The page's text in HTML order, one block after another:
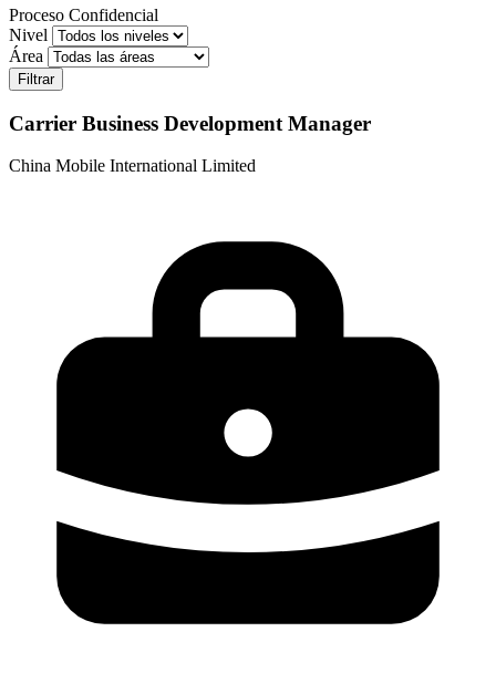
Proceso Confidencial
Nivel
Área
Carrier Business Development Manager
China Mobile International Limited